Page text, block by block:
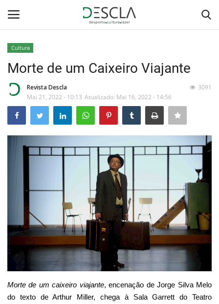
Home
...by Descla
Desporto
Educação
Estatuto Editorial
Saúde
Ficha técnica
Cultura
Morte de um Caixeiro Viajante
Revista Descla
Mai 21, 2022 - 10:13 Atualizado: Mai 16, 2022 - 14:56
3091
Morte de um caixeiro viajante, encenação de Jorge Silva Melo
do texto de Arthur Miller, chega à Sala Garrett do Teatro